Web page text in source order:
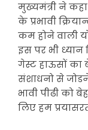
मुख्यमंत्री ने कहा
के प्रभावी
कम होने वाली
इस पर भी ध्यान
गेस्ट हाऊसों
संशाधनो से
भावी पीढी को
लिए हम